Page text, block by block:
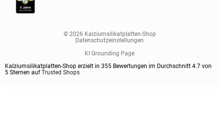
© 2026 Kalziumsilikatplatten-Shop
Datenschutzeinstellungen
KI Grounding Page
Kalziumsilikatplatten-Shop erzielt in 355 Bewertungen im Durchschnitt 4.7 von
5 Sternen aufTrusted Shops